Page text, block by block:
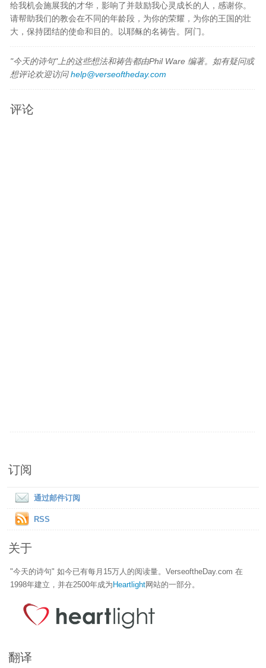
给我机会施展我的才华，影响了并鼓励我心灵成长的人，感谢你。
请帮助我们的教会在不同的年龄段，为你的荣耀，为你的王国的壮
大，保持团结的使命和目的。以耶稣的名祷告。阿门。
"今天的诗句"上的这些想法和祷告都由Phil Ware 编著。如有疑问或
想评论欢迎访问help@verseoftheday.com
评论
订阅
通过邮件订阅
RSS
关于
"今天的诗句" 如今已有每月15万人的阅读量。VerseoftheDay.com 在
1998年建立，并在2500年成为 Heartlight网站的一部分。
翻译